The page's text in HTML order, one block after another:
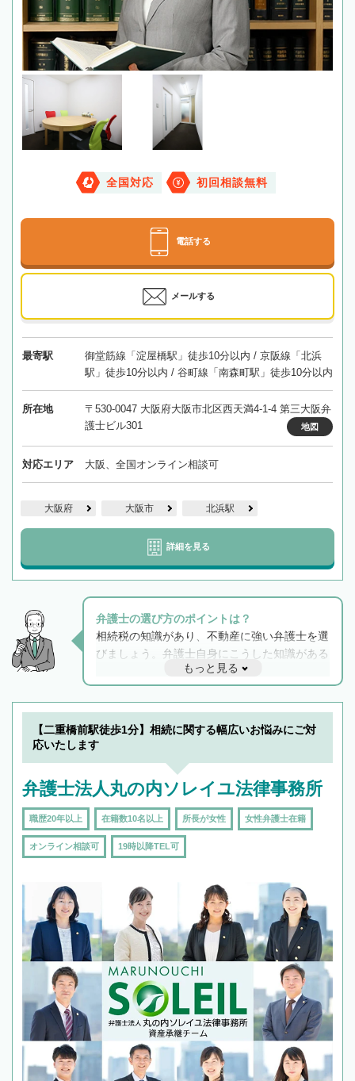
全国対応 初回相談無料
電話する
メールする
最寄駅
御堂筋線「淀屋橋駅」徒歩10分以内 / 京阪線「北浜
駅」徒歩10分以内 / 谷町線「南森町駅」徒歩10分以内
所在地
〒530-0047 大阪府大阪市北区西天満4-1-4 第三大阪弁
護士ビル301
地図
対応エリア 大阪、全国オンライン相談可
大阪府 大阪市 北浜駅
詳細を見る
弁護士の選び方のポイントは？
相続税の知識があり、不動産に強い弁護士を選
びましょう。弁護士自身にこうした知識がある
と他士業との連携もスムーズに進み、トラブル
解決のみならず相続をトータルで任せることが
できます。また、相続は感情がからむ分野なの
でフィーリングも重要です。実際に電話や面談
で複数の弁護士と会話をしてウマが合う方に依
もっと見る
【二重橋前駅徒歩1分】相続に関する幅広いお悩みにご対
応いたします
弁護士法人丸の内ソレイユ法律事務所
職歴20年以上 在籍数10名以上 所長が女性 女性弁護士在籍
オンライン相談可 19時以降TEL可